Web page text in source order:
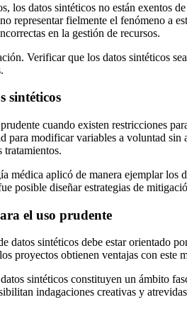
los datos sintéticos no están exentos
representar fielmente el fenómeno a
en la gestión de recursos.
Verificar que los datos sintéticos
sintéticos
cuando existen restricciones
para modificar variables a voluntad sin
tratamientos.
médica aplicó de manera ejemplar los
posible diseñar estrategias de
el uso prudente
datos sintéticos debe estar orientado
proyectos obtienen ventajas con este
sintéticos constituyen un ámbito
indagaciones creativas y